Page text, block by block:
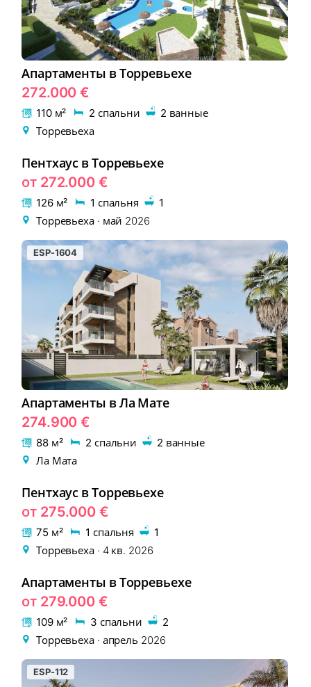
Апартаменты в Торревьехе
272.000 €
110 м² 2 спальни
2 ванные
Торревьеха
EON-121-2
НОВОСТРОЙКА
Пентхаус в Торревьехе
от 272.000 €
126 м² 1 спальня
1
Торревьеха · май 2026
ESP-1604
Апартаменты в Ла Мате
274.900 €
88 м² 2 спальни
2 ванные
Ла Мата
EON-387-1
НОВОСТРОЙКА
Пентхаус в Торревьехе
от 275.000 €
75 м² 1 спальня
1
Торревьеха · 4 кв. 2026
EON-405-2 НОВОСТРОЙКА
Апартаменты в Торревьехе
от 279.000 €
109 м² 3 спальни
2
Торревьеха · апрель 2026
ESP-112